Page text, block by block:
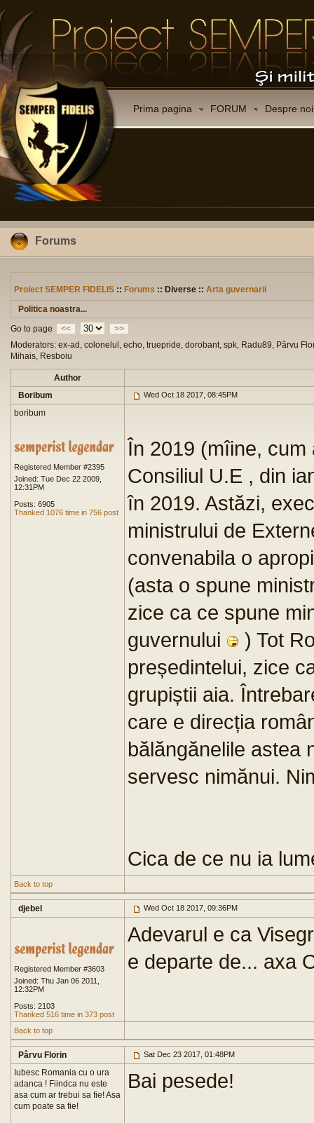
Prima pagina FORUM Despre noi
Forums
Proiect SEMPER FIDELIS :: Forums :: Diverse :: Arta guvernarii
Politica noastra...
Go to page
<<
>>
Moderators: ex-ad, colonelul, echo, truepride, dorobant, spk, Radu89, Pârvu
Mihais, Resboiu
Author
Boribum
Wed Oct 18 2017, 08:45PM
boribum
Registered Member #2395
Joined: Tue Dec 22 2009,
12:31PM
Posts: 6905
Thanked 1076 time in 756 post
În 2019 (mîine,
Consiliul U.E , din
în 2019. Astăzi,
ministrului de
convenabila o
(asta o spune
zice ca ce spune
guvernului
) Tot
președintelui, zice
grupiștii aia.
care e direcția
bălăngănelile astea
servesc nimănui.
Cica de ce nu ia
Back to top
djebel Wed Oct 18 2017, 09:36PM
Registered Member #3603
Joined: Thu Jan 06 2011,
12:32PM
Posts: 2103
Thanked 516 time in 373 post
Adevarul e ca
e departe de... axa
Back to top
Pârvu Florin Sat Dec 23 2017, 01:48PM
Iubesc Romania cu o ura
adanca ! Fiindca nu este
asa cum ar trebui sa fie! Asa
cum poate sa fie!
Bai pesede!